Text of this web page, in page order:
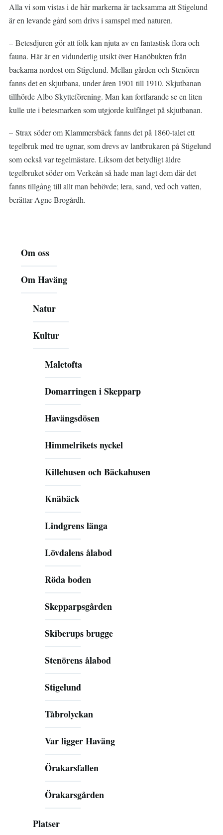
Alla vi som vistas i de här markerna är tacksamma att Stigelund
är en levande gård som drivs i samspel med naturen.
– Betesdjuren gör att folk kan njuta av en fantastisk flora och
fauna. Här är en vidunderlig utsikt över Hanöbukten från
backarna nordost om Stigelund. Mellan gården och Stenören
fanns det en skjutbana, under åren 1901 till 1910. Skjutbanan
tillhörde Albo Skytteförening. Man kan fortfarande se en liten
kulle ute i betesmarken som utgjorde kulfånget på skjutbanan.
– Strax söder om Klammersbäck fanns det på 1860-talet ett
tegelbruk med tre ugnar, som drevs av lantbrukaren på Stigelund
som också var tegelmästare. Liksom det betydligt äldre
tegelbruket söder om Verkeån så hade man lagt dem där det
fanns tillgång till allt man behövde; lera, sand, ved och vatten,
berättar Agne Brogårdh.
Om oss
Om Haväng
Natur
Kultur
Maletofta
Domarringen i Skepparp
Havängsdösen
Himmelrikets nyckel
Killehusen och Bäckahusen
Knäbäck
Lindgrens länga
Lövdalens ålabod
Röda boden
Skepparpsgården
Skiberups brugge
Stenörens ålabod
Stigelund
Tåbrolyckan
Var ligger Haväng
Örakarsfallen
Örakarsgården
Platser